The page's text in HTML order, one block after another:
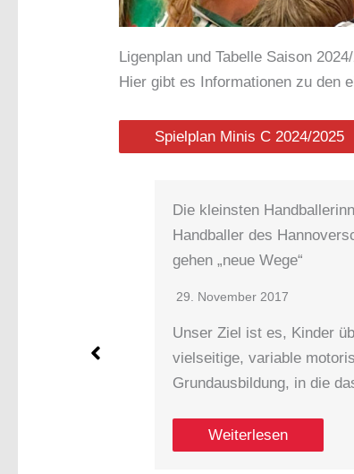
Ligenplan und Tabelle Saison
Hier gibt es Informationen zu den
Spielplan Minis C 2024/2025
Die kleinsten Handballerinnen und
Handballer des Hannoverschen
gehen „neue Wege“
29. November 2017
Unser Ziel ist es, Kinder über eine
vielseitige, variable motorische
Grundausbildung, in die das
Weiterlesen